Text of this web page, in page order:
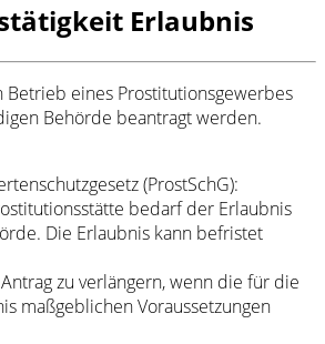
Erlaubnis
Betrieb eines Prostitutionsgewerbes
Behörde beantragt werden.
(ProstSchG):
bedarf der Erlaubnis
Die Erlaubnis kann befristet
zu verlängern, wenn die für die
maßgeblichen Voraussetzungen